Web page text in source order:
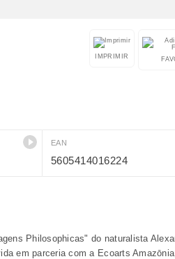
IMPRIMIR
EAN
5605414016224
Philosophicas" do naturalista
em parceria com a Ecoarts